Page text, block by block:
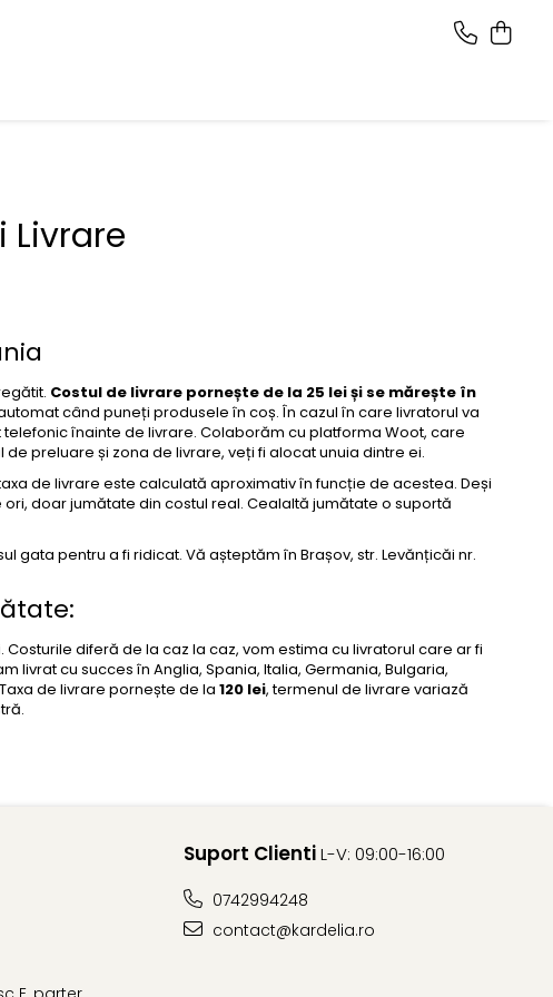
Livrare
Costul de livrare pornește de la 25 lei și se mărește în
când puneți produsele în coș. În cazul în care livratorul va
înainte de livrare. Colaborăm cu platforma Woot, care
preluare și zona de livrare, veți fi alocat unuia dintre ei.
de livrare este calculată aproximativ în funcție de acestea. Deși
doar jumătate din costul real. Cealaltă jumătate o suportă
gata pentru a fi ridicat. Vă așteptăm în Brașov, str. Levănțicăi nr.
diferă de la caz la caz, vom estima cu livratorul care ar fi
livrat cu succes în Anglia, Spania, Italia, Germania, Bulgaria,
de livrare pornește de la 120 lei, termenul de livrare variază
Suport ClientiL-V: 09:00-16:00
0742994248
contact@kardelia.ro